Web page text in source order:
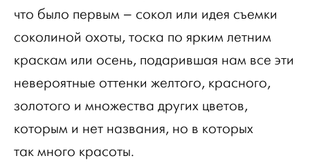
что было первым – сокол или идея съемки
соколиной охоты, тоска по ярким летним
краскам или осень, подарившая нам все эти
невероятные оттенки желтого, красного,
золотого и множества других цветов,
которым и нет названия, но в которых
так много красоты.